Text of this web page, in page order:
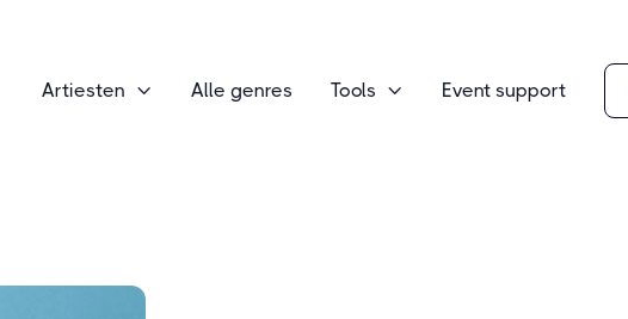
Artiesten  Alle genres Tools  Event support